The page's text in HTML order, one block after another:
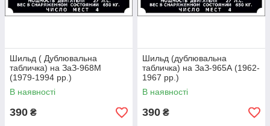
Шильд ( Дублювальна
табличка) на ЗаЗ-968М
(1979-1994 рр.)
В наявності
390 ₴
Шильд (дублювальна
табличка) на ЗаЗ-965А (1962-
1967 рр.)
В наявності
390 ₴